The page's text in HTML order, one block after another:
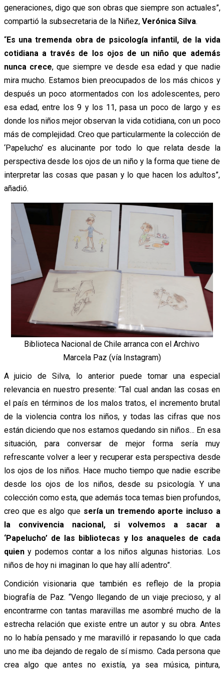
generaciones, digo que son obras que siempre son actuales”,
compartió la subsecretaria de la Niñez, Verónica Silva.
“Es una tremenda obra de psicología infantil, de la vida
cotidiana a través de los ojos de un niño que además
nunca crece, que siempre ve desde esa edad y que nadie
mira mucho. Estamos bien preocupados de los más chicos y
después un poco atormentados con los adolescentes, pero
esa edad, entre los 9 y los 11, pasa un poco de largo y es
donde los niños mejor observan la vida cotidiana, con un poco
más de complejidad. Creo que particularmente la colección de
‘Papelucho’ es alucinante por todo lo que relata desde la
perspectiva desde los ojos de un niño y la forma que tiene de
interpretar las cosas que pasan y lo que hacen los adultos”,
añadió.
Biblioteca Nacional de Chile arranca con el Archivo
Marcela Paz (vía Instagram)
A juicio de Silva, lo anterior puede tomar una especial
relevancia en nuestro presente: “Tal cual andan las cosas en
el país en términos de los malos tratos, el incremento brutal
de la violencia contra los niños, y todas las cifras que nos
están diciendo que nos estamos quedando sin niños… En esa
situación, para conversar de mejor forma sería muy
refrescante volver a leer y recuperar esta perspectiva desde
los ojos de los niños. Hace mucho tiempo que nadie escribe
desde los ojos de los niños, desde su psicología. Y una
colección como esta, que además toca temas bien profundos,
creo que es algo quesería un tremendo aporte incluso a
la convivencia nacional, si volvemos a sacar a
‘Papelucho’ de las bibliotecas y los anaqueles de cada
quieny podemos contar a los niños algunas historias. Los
niños de hoy ni imaginan lo que hay allí adentro”.
Condición visionaria que también es reflejo de la propia
biografía de Paz. “Vengo llegando de un viaje precioso, y al
encontrarme con tantas maravillas me asombré mucho de la
estrecha relación que existe entre un autor y su obra. Antes
no lo había pensado y me maravilló ir repasando lo que cada
uno me iba dejando de regalo de sí mismo. Cada persona que
crea algo que antes no existía, ya sea música, pintura,